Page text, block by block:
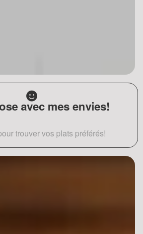
avec mes envies!
trouver vos plats préférés!